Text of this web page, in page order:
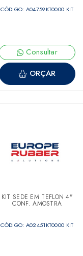
CÓDIGO: A04759KT0000 KIT
Consultar
ORÇAR
KIT SEDE EM TEFLON 4"
CONF. AMOSTRA
CÓDIGO: A02451KT0000 KIT